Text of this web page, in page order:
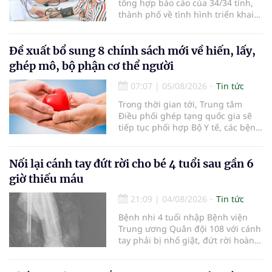
tổng hợp báo cáo của 34/34 tỉnh,
thành phố về tình hình triển khai
nhận 32.286.360 người, chiếm gần
30% dân số cả nước đã được khám
sức khỏe định kỳ năm nay.
Đề xuất bổ sung 8 chính sách mới về hiến, lấy,
ghép mô, bộ phận cơ thể người
07:07 | 05/08/2026
Tin tức
Trong thời gian tới, Trung tâm
Điều phối ghép tạng quốc gia sẽ
tiếp tục phối hợp Bộ Y tế, các bệnh
cường truyền thông, hoàn thiện
quy trình chuyên môn và hệ thống
hiến và ghép mô tạng.
Nối lại cánh tay đứt rời cho bé 4 tuổi sau gần 6
giờ thiếu máu
21:09 | 04/08/2026
Tin tức
Bệnh nhi 4 tuổi nhập Bệnh viện
Trung ương Quân đội 108 với cánh
tay phải bị nhổ giật, đứt rời hoàn